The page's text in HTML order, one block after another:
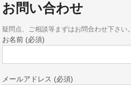
お問い合わせ
疑問点、ご相談等まずはお問合わせ下さい。
お名前 (必須)
メールアドレス (必須)